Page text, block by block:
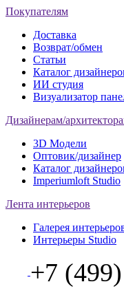
Покупателям
Доставка
Возврат/обмен
Статьи
Каталог
ИИ студия
Визуализатор
Дизайнерам/
3D Модели
Оптовик/дизайнер
Каталог
Imperiumloft Studio
Лента интерьеров
Галерея
Интерьеры Studio
+7